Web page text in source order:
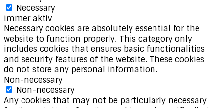
Necessary
immer aktiv
Necessary cookies are absolutely essential for the
website to function properly. This category only
includes cookies that ensures basic functionalities
and security features of the website. These cookies
do not store any personal information.
Non-necessary
Non-necessary
Any cookies that may not be particularly necessary